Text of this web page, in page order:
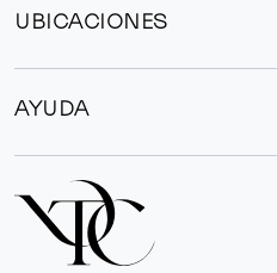
UBICACIONES
AYUDA